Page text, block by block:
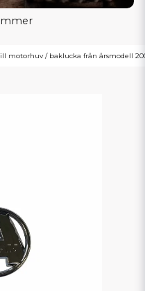
motorhuv / baklucka från årsmodell